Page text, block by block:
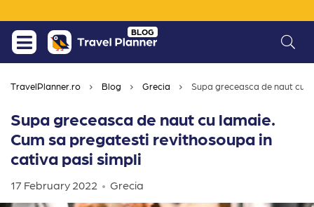
Skip
content
BLOG
TravelPlanner.ro Blog Grecia Supa greceasca de naut cu
Supa greceasca de naut cu lamaie.
Cum sa pregatesti revithosoupa in
cativa pasi simpli
17 February 2022 Grecia